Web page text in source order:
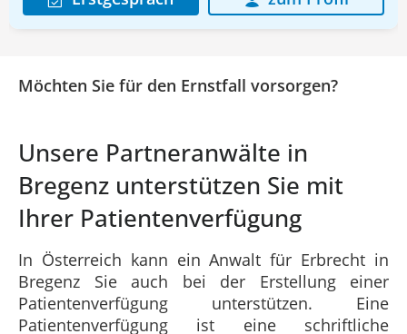
Möchten Sie für den Ernstfall vorsorgen?
Unsere Partneranwälte in
Bregenz unterstützen Sie mit
Ihrer Patientenverfügung
In Österreich kann ein Anwalt für Erbrecht in
Bregenz Sie auch bei der Erstellung einer
Patientenverfügung unterstützen. Eine
Patientenverfügung ist eine schriftliche